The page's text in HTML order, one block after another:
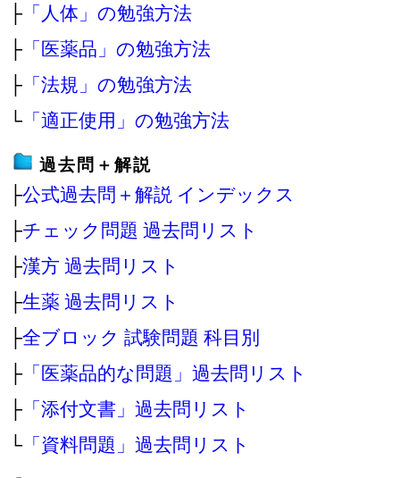
├ 「人体」の勉強方法
├ 「医薬品」の勉強方法
├ 「法規」の勉強方法
└ 「適正使用」の勉強方法
過去問＋解説
├公式過去問＋解説 インデックス
├チェック問題 過去問リスト
├漢方 過去問リスト
├生薬 過去問リスト
├全ブロック 試験問題 科目別
├ 「医薬品的な問題」過去問リスト
├ 「添付文書」過去問リスト
└ 「資料問題」過去問リスト